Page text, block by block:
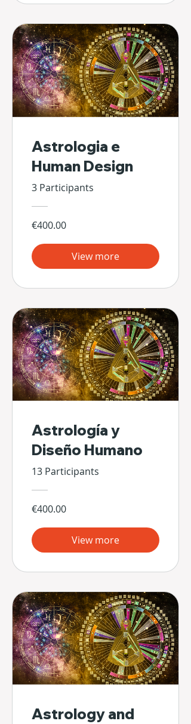
Astrologia e
Human Design
3 Participants
€400.00
View more
Astrología y
Diseño Humano
13 Participants
€400.00
View more
Astrology and